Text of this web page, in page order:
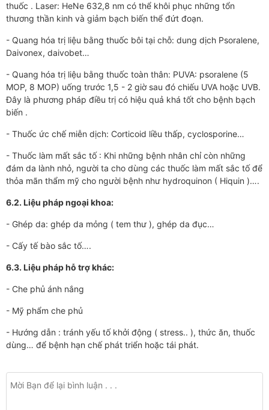
thuốc . Laser: HeNe 632,8 nm có thể khôi phục những tổn
thương thần kinh và giảm bạch biến thể đứt đoạn.
- Quang hóa trị liệu bằng thuốc bôi tại chỗ: dung dịch Psoralene,
Daivonex, daivobet…
- Quang hóa trị liệu bằng thuốc toàn thân: PUVA: psoralene (5
MOP, 8 MOP) uống trước 1,5 - 2 giờ sau đó chiếu UVA hoặc UVB.
Đây là phương pháp điều trị có hiệu quả khá tốt cho bệnh bạch
biến .
- Thuốc ức chế miễn dịch: Corticoid liều thấp, cyclosporine…
- Thuốc làm mất sắc tố : Khi những bệnh nhân chỉ còn những
đám da lành nhỏ, người ta cho dùng các thuốc làm mất sắc tố để
thỏa mãn thẩm mỹ cho người bệnh như hydroquinon ( Hiquin )….
6.2. Liệu pháp ngoại khoa:
- Ghép da: ghép da mỏng ( tem thư ), ghép da đục…
- Cấy tế bào sắc tố….
6.3. Liệu pháp hỗ trợ khác:
- Che phủ ánh nắng
- Mỹ phẩm che phủ
- Hướng dẫn : tránh yếu tố khởi động ( stress.. ), thức ăn, thuốc
dùng… để bệnh hạn chế phát triển hoặc tái phát.